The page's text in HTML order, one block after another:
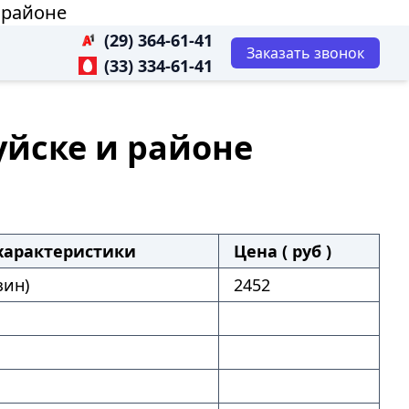
(29) 364-61-41
(33) 334-61-41
Заказать звонок
и районе
Цена ( руб )
2452